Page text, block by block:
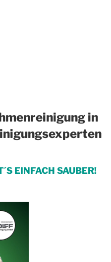
in
EINFACH SAUBER!